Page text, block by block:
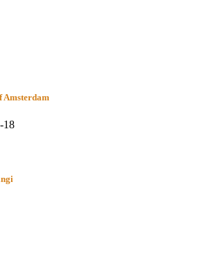
Amsterdam
18